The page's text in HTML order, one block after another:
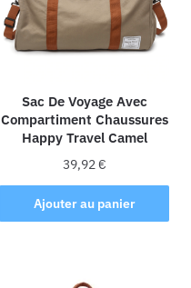
Sac De Voyage Avec
Compartiment Chaussures
Happy Travel Camel
39,92€
Ajouter au panier